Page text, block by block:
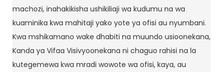
machozi, inahakikisha ushikiliaji wa kudumu na wa
kuaminika kwa mahitaji yako yote ya ofisi au nyumbani.
Kwa mshikamano wake dhabiti na muundo usioonekana,
Kanda ya Vifaa Visivyoonekana ni chaguo rahisi na la
kutegemewa kwa mradi wowote wa ofisi, kaya, au